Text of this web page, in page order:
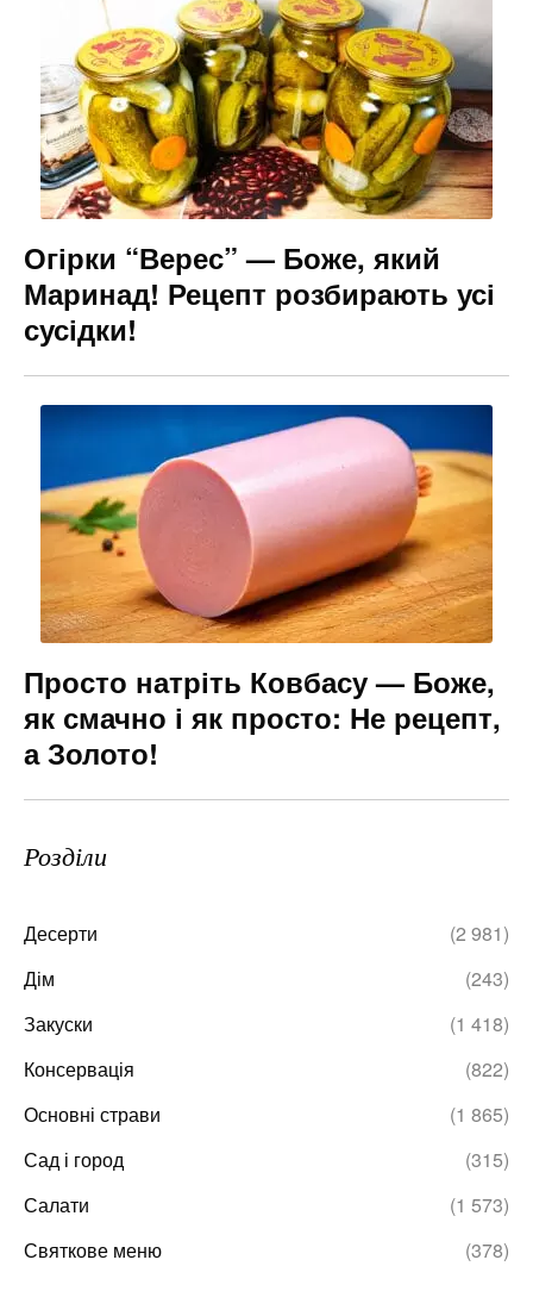
Огірки “Верес” — Боже, який
Маринад! Рецепт розбирають усі
сусідки!
Просто натріть Ковбасу — Боже,
як смачно і як просто: Не рецепт,
а Золото!
Розділи
Десерти
(2 981)
Дім
(243)
Закуски
(1 418)
Консервація
(822)
Основні страви
(1 865)
Сад і город
(315)
Салати
(1 573)
Святкове меню
(378)